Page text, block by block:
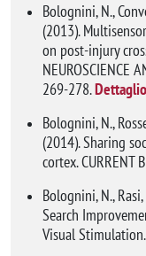
Bolognini, N.,
(2013).
on post-injury
NEUROSCIENCE
269-278.Dettaglio
Bolognini, N.,
(2014). Sharing
cortex. CURRENT
Bolognini, N.,
Search
Visual